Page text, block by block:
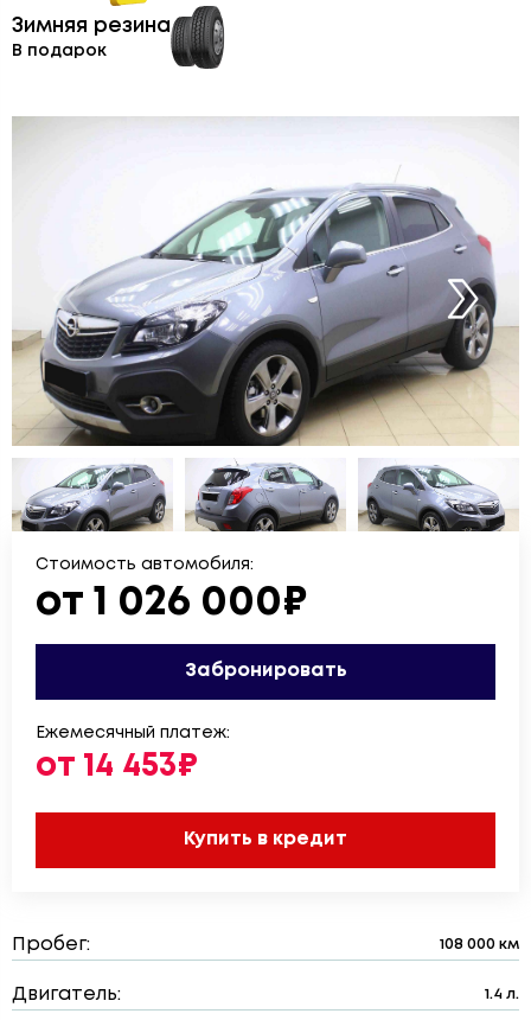
Зимняя резина
В подарок
Стоимость автомобиля:
от 1 026 000₽
Забронировать
Ежемесячный платеж:
от 14 453₽
Купить в кредит
Пробег: 108 000 км
Двигатель: 1.4 л.